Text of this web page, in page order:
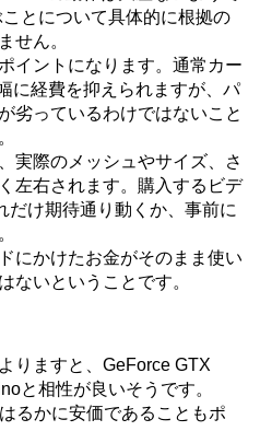
とについて具体的に根拠の
せん。
イントになります。通常カー
に経費を抑えられますが、パ
劣っているわけではないこと
実際のメッシュやサイズ、さ
左右されます。購入するビデ
だけ期待通り動くか、事前に
にかけたお金がそのまま使い
ないということです。
りますと、GeForce GTX
と相性が良いそうです。
るかに安価であることもポ